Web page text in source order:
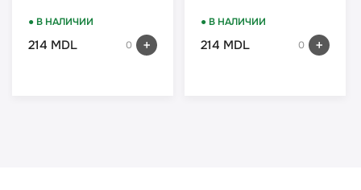
● В НАЛИЧИИ
214 MDL 0
● В НАЛИЧИИ
214 MDL 0